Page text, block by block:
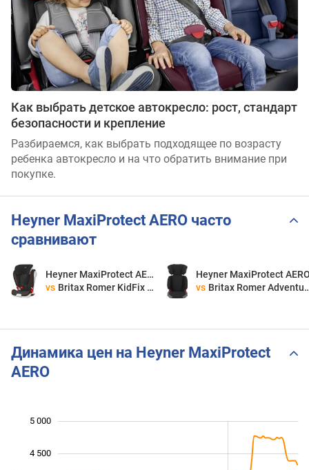
Как выбрать детское автокресло: рост, стандарт
безопасности и крепление
Разбираемся, как выбрать подходящее по возрасту
ребенка автокресло и на что обратить внимание при
покупке.
Heyner MaxiProtect AERO часто
сравнивают
Heyner MaxiProtect AERO
vs Britax Romer KidFix II XP SICT
Heyner MaxiProtect
vs Britax Romer Adventure
Динамика цен на Heyner MaxiProtect
AERO
4 500
5 000